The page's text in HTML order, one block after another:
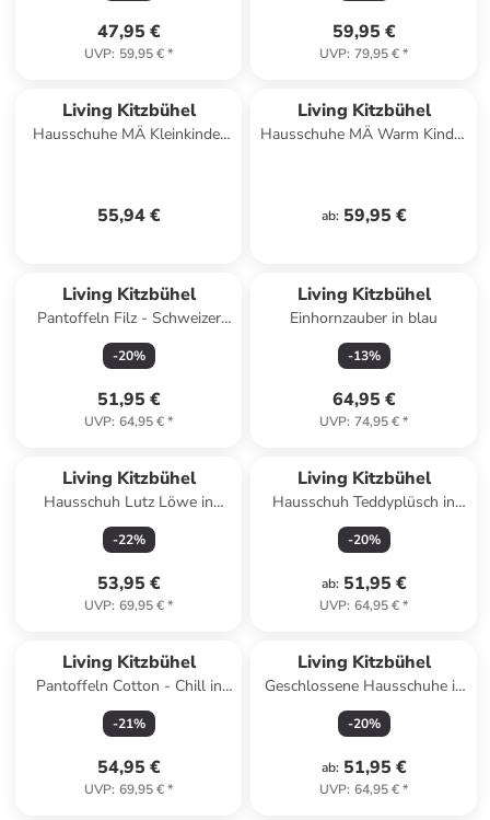
47,95 €
UVP: 59,95 €*
59,95 €
UVP: 79,95 €*
Living Kitzbühel
Hausschuhe MÄ Kleinkinder
55,94 €
Living Kitzbühel
Hausschuhe MÄ Warm Kinder
ab: 59,95 €
Living Kitzbühel
Pantoffeln Filz - Schweizer
Kreuz in Dark oak
-20%
51,95 €
UVP: 64,95 €*
Living Kitzbühel
Einhornzauber in blau
-13%
64,95 €
UVP: 74,95 €*
Living Kitzbühel
Hausschuh Lutz Löwe in
Indigo
-22%
53,95 €
UVP: 69,95 €*
Living Kitzbühel
Hausschuh Teddyplüsch in
Candy
-20%
ab: 51,95 €
UVP: 64,95 €*
Living Kitzbühel
Pantoffeln Cotton - Chill in
Sky blue
-21%
54,95 €
UVP: 69,95 €*
Living Kitzbühel
Geschlossene Hausschuhe in
Grau
-20%
ab: 51,95 €
UVP: 64,95 €*